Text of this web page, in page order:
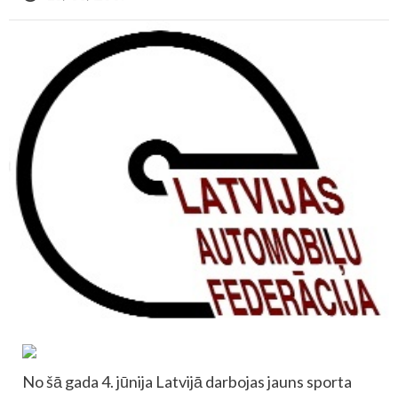
No šā gada 4. jūnija Latvijā darbojas jauns sporta